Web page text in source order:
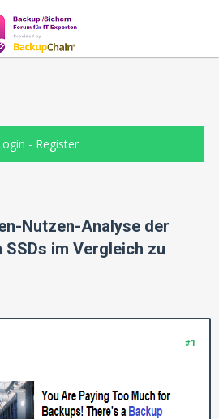
- Register
Nutzen-Analyse der
im Vergleich zu
#1